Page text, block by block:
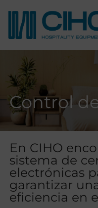
contenido
Nosotros
Productos
Estancias
Proyectos
Control
En CIHO
sistema de
electrónicas
garantizar
eficiencia en